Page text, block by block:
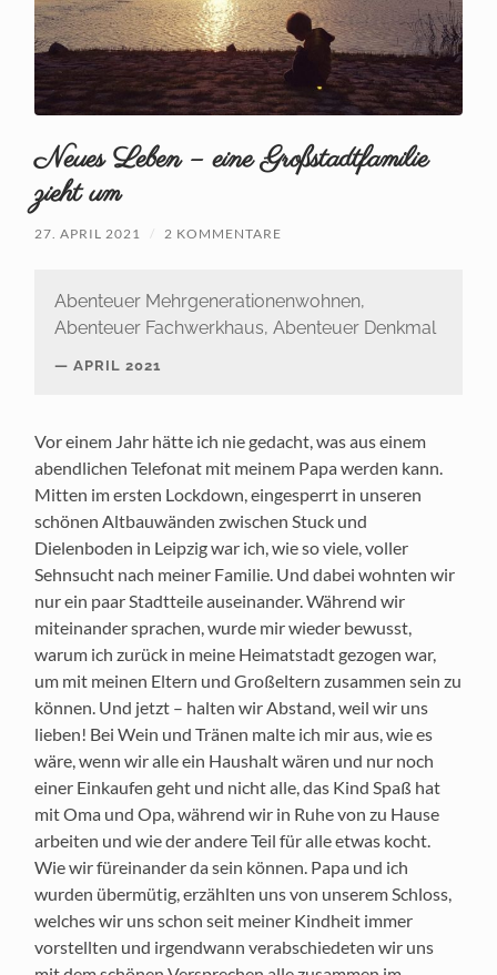
Neues Leben – eine Großstadtfamilie
zieht um
27. APRIL 2021 / 2 KOMMENTARE
Abenteuer Mehrgenerationenwohnen,
Abenteuer Fachwerkhaus, Abenteuer Denkmal
APRIL 2021
Vor einem Jahr hätte ich nie gedacht, was aus einem
abendlichen Telefonat mit meinem Papa werden kann.
Mitten im ersten Lockdown, eingesperrt in unseren
schönen Altbauwänden zwischen Stuck und
Dielenboden in Leipzig war ich, wie so viele, voller
Sehnsucht nach meiner Familie. Und dabei wohnten wir
nur ein paar Stadtteile auseinander. Während wir
miteinander sprachen, wurde mir wieder bewusst,
warum ich zurück in meine Heimatstadt gezogen war,
um mit meinen Eltern und Großeltern zusammen sein zu
können. Und jetzt – halten wir Abstand, weil wir uns
lieben! Bei Wein und Tränen malte ich mir aus, wie es
wäre, wenn wir alle ein Haushalt wären und nur noch
einer Einkaufen geht und nicht alle, das Kind Spaß hat
mit Oma und Opa, während wir in Ruhe von zu Hause
arbeiten und wie der andere Teil für alle etwas kocht.
Wie wir füreinander da sein können. Papa und ich
wurden übermütig, erzählten uns von unserem Schloss,
welches wir uns schon seit meiner Kindheit immer
vorstellten und irgendwann verabschiedeten wir uns